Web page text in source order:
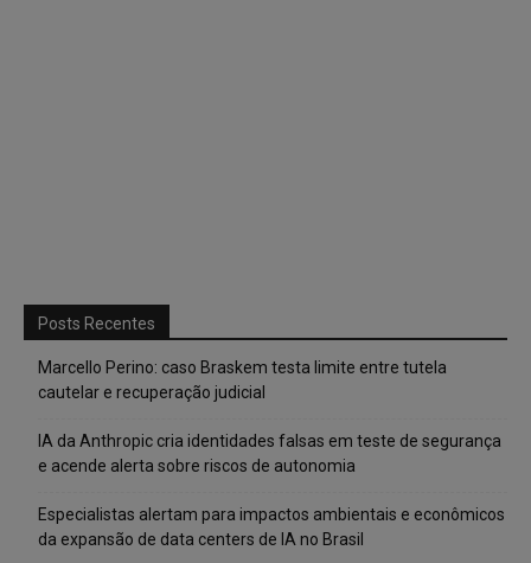
Posts Recentes
Marcello Perino: caso Braskem testa limite entre tutela
cautelar e recuperação judicial
IA da Anthropic cria identidades falsas em teste de segurança
e acende alerta sobre riscos de autonomia
Especialistas alertam para impactos ambientais e econômicos
da expansão de data centers de IA no Brasil